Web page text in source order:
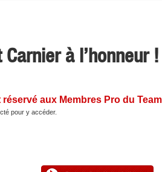
à l’honneur !
aux Membres Pro du
pour y accéder.